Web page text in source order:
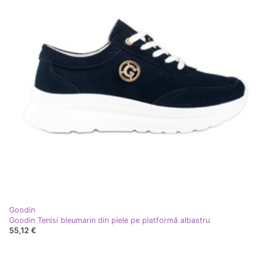
Goodin
Goodin Tenisi bleumarin din piele pe platformă albastru
55,12 €